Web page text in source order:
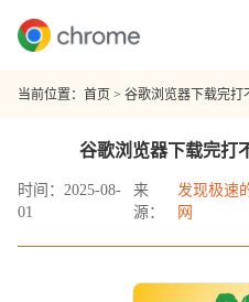
当前位置： 首页 > 谷歌浏览器下载完打
谷歌浏览器下载完打
时间：2025-08-
01
来
源：
发现极速
网